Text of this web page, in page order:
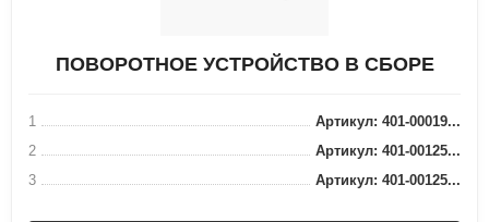
ПОВОРОТНОЕ УСТРОЙСТВО В СБОРЕ
1
Артикул: 401-00019...
2
Артикул: 401-00125...
3
Артикул: 401-00125...